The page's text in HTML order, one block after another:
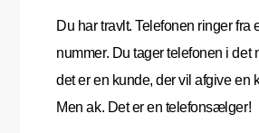
Du har travlt. Telefonen ringer fra
nummer. Du tager telefonen i det
det er en kunde, der vil afgive en
Men ak. Det er en telefonsælger!